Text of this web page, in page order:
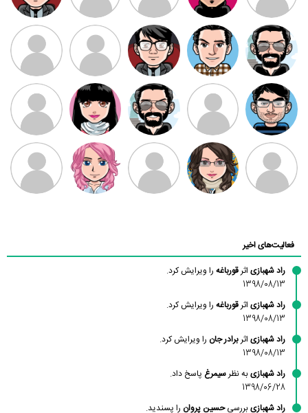
ممدرضا رضا کاظمی زهرا ~ ابتین
سید محمد
موسوی
مهدی فرهمند مهدی سلطانی داود رضیی
طرفدار میلی
بابی براون
کیوان کیانی
سامان راحمی امیردلتا امیروو ملیکا منتظری عارفه داستانپور
فعالیت‌های اخیر
راد شهبازی اثرقورباغه را ویرایش کرد.
1398/08/13
راد شهبازی اثرقورباغه را ویرایش کرد.
1398/08/13
راد شهبازی اثربرادر جان را ویرایش کرد.
1398/08/13
راد شهبازیبه نظرسیمرغ پاسخ داد.
1398/06/28
راد شهبازیبررسیحسین پروان را پسندید.